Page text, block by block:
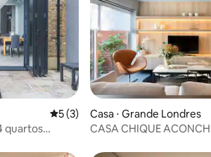
5 de uma avaliação média de 5, 3
5 (3)
quartos
Casa ⋅ Grande Londres
CASA CHIQUE